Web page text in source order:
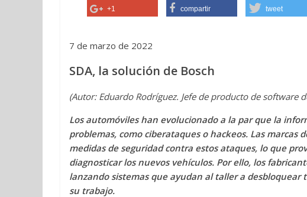
+1 compartir tweet
7 de marzo de 2022
SDA, la solución de Bosch
(Autor: Eduardo Rodríguez. Jefe de producto de software
Los automóviles han evolucionado a la par que la
problemas, como ciberataques o hackeos. Las
medidas de seguridad contra estos ataques, lo que
diagnosticar los nuevos vehículos. Por ello, los
lanzando sistemas que ayudan al taller a
su trabajo.